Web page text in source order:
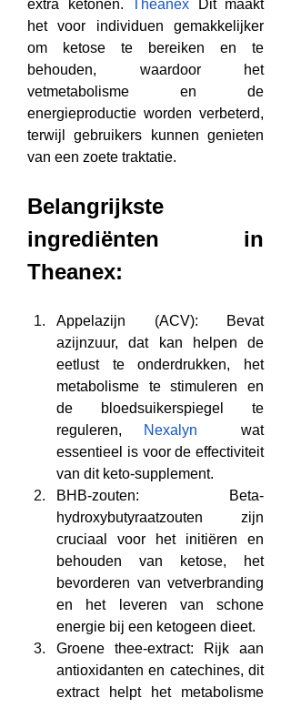
extra ketonen. Theanex Dit maakt
het voor individuen gemakkelijker
om ketose te bereiken en te
behouden, waardoor het
vetmetabolisme en de
energieproductie worden verbeterd,
terwijl gebruikers kunnen genieten
van een zoete traktatie.
Belangrijkste
ingrediënten in
Theanex:
Appelazijn (ACV): Bevat
azijnzuur, dat kan helpen de
eetlust te onderdrukken, het
metabolisme te stimuleren en
de bloedsuikerspiegel te
reguleren,
Nexalyn wat
essentieel is voor de effectiviteit
van dit keto-supplement.
BHB-zouten: Beta-
hydroxybutyraatzouten zijn
cruciaal voor het initiëren en
behouden van ketose, het
bevorderen van vetverbranding
en het leveren van schone
energie bij een ketogeen dieet.
Groene thee-extract: Rijk aan
antioxidanten en catechines, dit
extract helpt het metabolisme